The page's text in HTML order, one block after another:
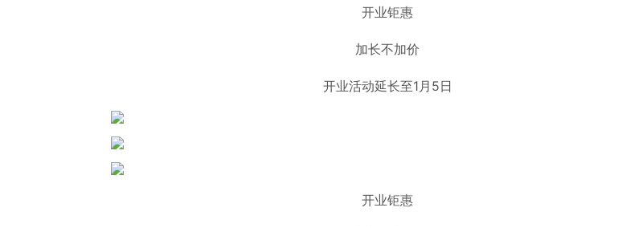
开业钜惠
加长不加价
开业活动延长至1月5日
开业钜惠